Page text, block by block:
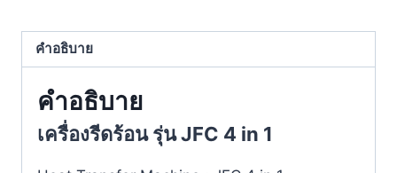
คำอธิบาย
คำอธิบาย
เครื่องรีดร้อน รุ่น JFC 4 in 1